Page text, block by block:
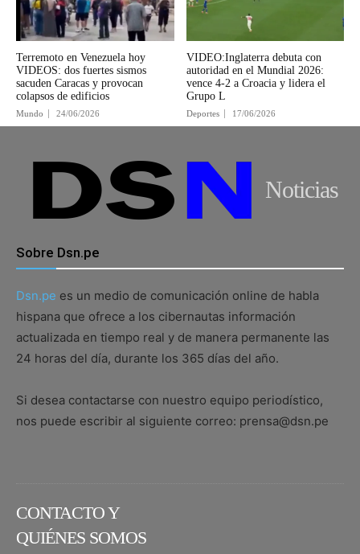
Terremoto en Venezuela hoy
VIDEOS: dos fuertes sismos
sacuden Caracas y provocan
colapsos de edificios
Mundo 24/06/2026
VIDEO:Inglaterra debuta con
autoridad en el Mundial 2026:
vence 4-2 a Croacia y lidera el
Grupo L
Deportes 17/06/2026
Noticias
Sobre Dsn.pe
Dsn.pe es un medio de comunicación online de habla
hispana que ofrece a los cibernautas información
actualizada en tiempo real y de manera permanente las
24 horas del día, durante los 365 días del año.
Si desea contactarse con nuestro equipo periodístico,
nos puede escribir al siguiente correo: prensa@dsn.pe
CONTACTO Y
QUIÉNES SOMOS